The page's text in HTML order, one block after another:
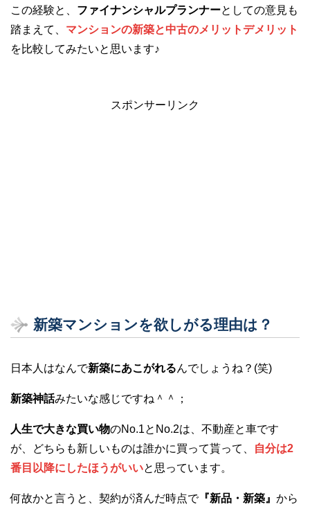
この経験と、 ファイナンシャルプランナーとしての意見も
踏まえて、 マンションの新築と中古のメリットデメリット
を比較してみたいと思います♪
スポンサーリンク
新築マンションを欲しがる理由は？
日本人はなんで新築にあこがれるんでしょうね？(笑)
新築神話みたいな感じですね＾＾；
人生で大きな買い物のNo.1とNo.2は、不動産と車です
が、どちらも新しいものは誰かに買って貰って、
自分は2
番目以降にしたほうがいいと思っています。
何故かと言うと、契約が済んだ時点で『新品・新築』 から